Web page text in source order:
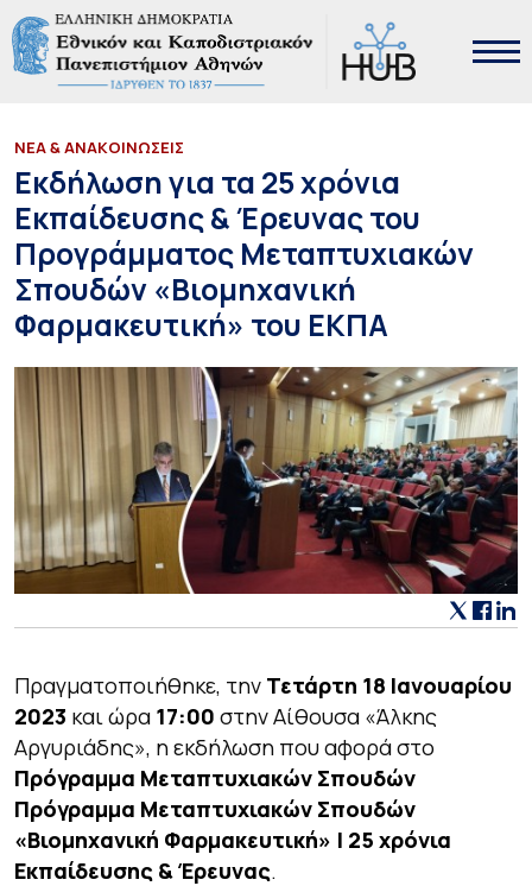
ΝΕΑ & ΑΝΑΚΟΙΝΩΣΕΙΣ
Εκδήλωση για τα 25 χρόνια
Εκπαίδευσης & Έρευνας του
Προγράμματος Μεταπτυχιακών
Σπουδών «Βιομηχανική
Φαρμακευτική» του ΕΚΠΑ
Πραγματοποιήθηκε, την Τετάρτη 18 Ιανουαρίου
2023 και ώρα 17:00 στην Αίθουσα «Άλκης
Αργυριάδης», η εκδήλωση που αφορά στο
Πρόγραμμα Μεταπτυχιακών Σπουδών
Πρόγραμμα Μεταπτυχιακών Σπουδών
«Βιομηχανική Φαρμακευτική» | 25 χρόνια
Εκπαίδευσης & Έρευνας.